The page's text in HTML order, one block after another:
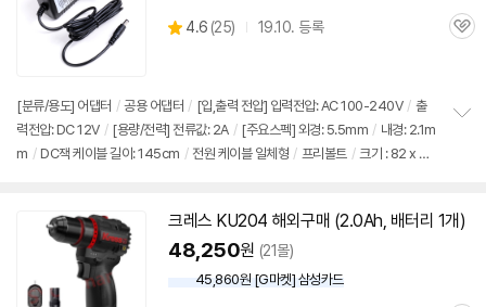
별
4.6 (상
뷰
25) 19.10. 등록
관
[분류/용도] 어댑터 / 공용 어댑터 / [입,출력 전압] 입력전압: AC 100-240V / 출
력전압: DC12V / [용량/전력] 전류값: 2A / [주요스펙] 외경: 5.5mm / 내경: 2.1m
m / DC잭 케이블 길이: 145cm / 전원 케이블 일체형 / 프리볼트 / 크기 : 82 x 44
기
크레스 KU204 해외구매 (2.0Ah, 배터리 1개)
48,250원 (21몰)
45,860원 [G마켓] 삼성카드